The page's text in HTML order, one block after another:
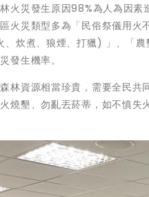
火災發生原因98%為人為因素
火災類型多為「民俗祭儀用
炊煮、狼煙、打獵) 」、「
發生機率。
林資源相當珍貴，需要全民
燒墾、勿亂丟菸蒂，如不慎